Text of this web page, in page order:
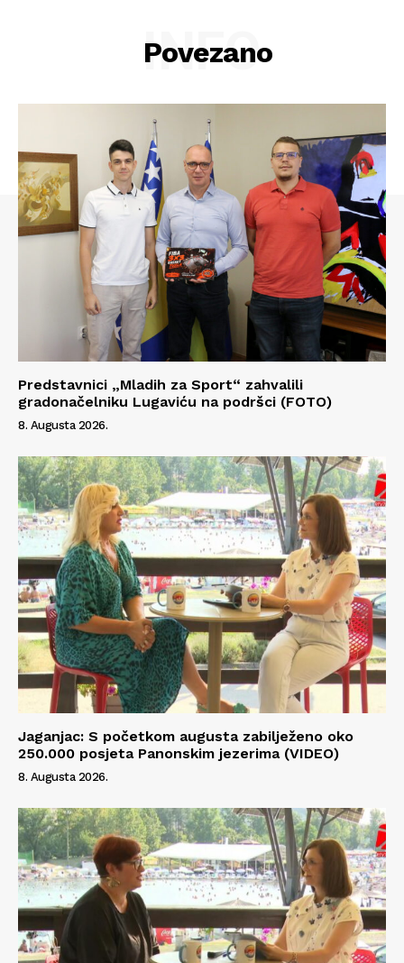
Info
Impressum
Povezano
INFO
Predstavnici „Mladih za Sport“ zahvalili
gradonačelniku Lugaviću na podršci (FOTO)
8. Augusta 2026.
Jaganjac: S početkom augusta zabilježeno oko
250.000 posjeta Panonskim jezerima (VIDEO)
8. Augusta 2026.